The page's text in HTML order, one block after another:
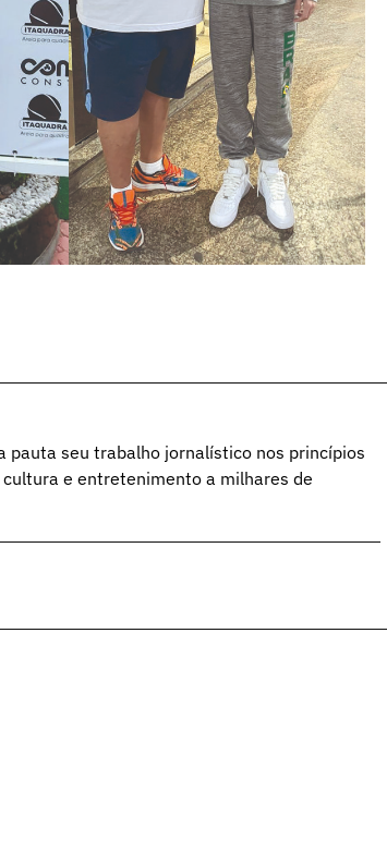
pauta seu trabalho jornalístico nos princípios
e entretenimento a milhares de